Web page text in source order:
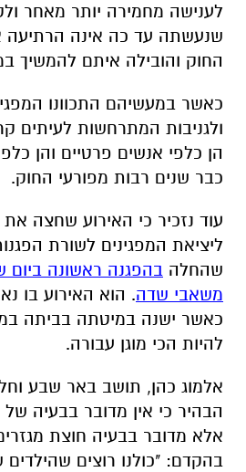
לענישה מחמירה יותר מאחר
שנעשתה עד כה אינה הרתיעה
החוק והובילה איתם להמשיך
כאשר במעשיהם התכוונו
ולגניבות המתרחשות לעיתים
הן כלפי אנשים פרטיים והן
כבר שנים רבות מפורעי החוק.
עוד נזכיר כי האירוע שחצה את
ליציאת המפגינים לשורת
שהחלה בהפגנה ראשונה ביום
משאבי שדה
כאשר ישנה במיטתה בביתה
להיות הכי מוגן עבורה.
אלמוג כהן, תושב באר שבע
הבהיר כי אין מדובר בבעיה
אלא מדובר בבעיה חוצת
בהקדם: "כולנו רוצים שהילדים